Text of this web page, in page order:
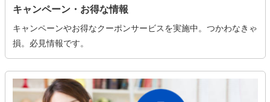
キャンペーン・お得な情報
キャンペーンやお得なクーポンサービスを実施中。つかわなきゃ
損。必見情報です。